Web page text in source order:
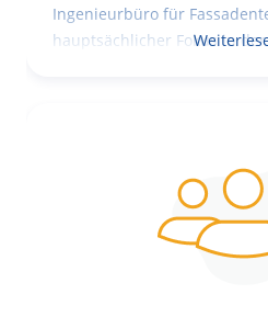
Ingenieurbüro für
hauptsächlicher Fokus in der